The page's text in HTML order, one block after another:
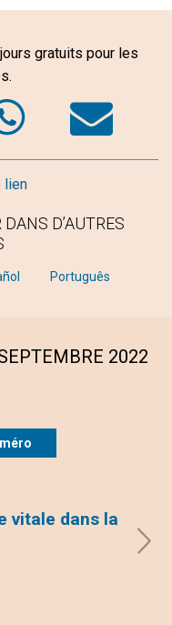
gratuits pour les
lien
D’AUTRES
Português
2022
vitale dans la